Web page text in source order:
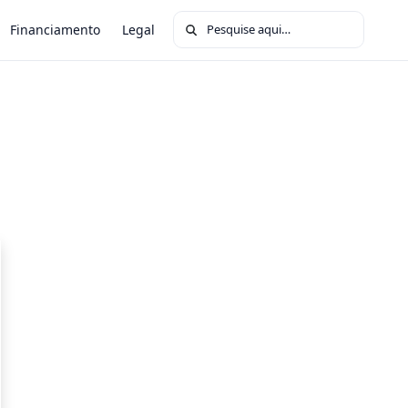
Financiamento Legal Buscar por: